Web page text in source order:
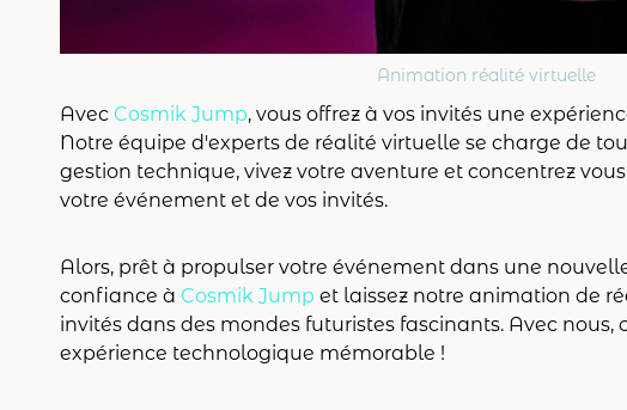
Animation réalité virtuelle
Avec Cosmik Jump, vous offrez à vos invités une
Notre équipe d'experts de réalité virtuelle se charge de
gestion technique, vivez votre aventure et concentrez
votre événement et de vos invités.
Alors, prêt à propulser votre événement dans une
confiance à Cosmik Jump et laissez notre animation de
invités dans des mondes futuristes fascinants. Avec
expérience technologique mémorable !